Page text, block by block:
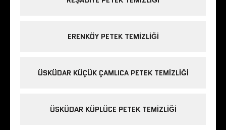
ERENKÖY PETEK TEMIZLIĞI
ÜSKÜDAR KÜÇÜK ÇAMLICA PETEK TEMIZLIĞI
ÜSKÜDAR KÜPLÜCE PETEK TEMIZLIĞI